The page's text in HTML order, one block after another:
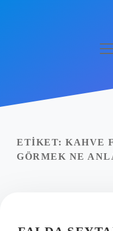
Yasal Uyarı
ETIKET: KAHVE
GÖRMEK NE